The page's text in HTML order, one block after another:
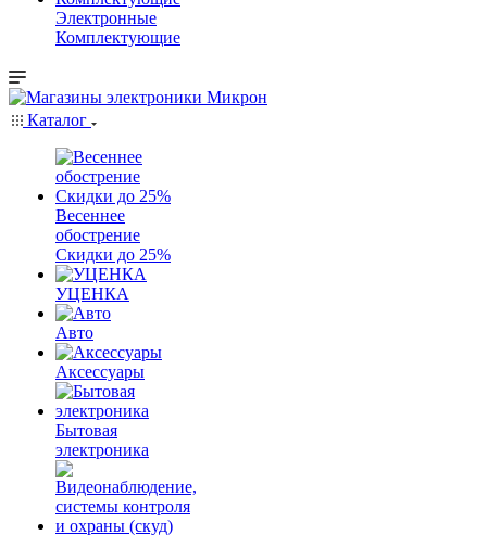
Электронные
Комплектующие
Каталог
Весеннее
обострение
Скидки до 25%
УЦЕНКА
Авто
Аксессуары
Бытовая
электроника